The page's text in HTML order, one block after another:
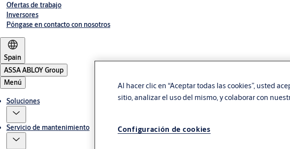
Ofertas de trabajo
Inversores
Póngase en contacto con nosotros
Spain
ASSA ABLOY Group
Menú
Soluciones
Servicio de mantenimiento
Al hacer clic en “Aceptar todas las cookies”, usted
sitio, analizar el uso del mismo, y colaborar con
Configuración de cookies